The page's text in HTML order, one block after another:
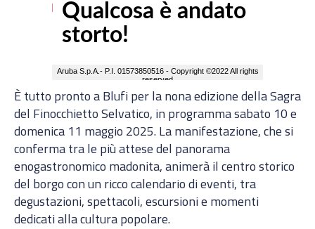
È tutto pronto a Blufi per la nona edizione della Sagra
del Finocchietto Selvatico, in programma sabato 10 e
domenica 11 maggio 2025. La manifestazione, che si
conferma tra le più attese del panorama
enogastronomico madonita, animerà il centro storico
del borgo con un ricco calendario di eventi, tra
degustazioni, spettacoli, escursioni e momenti
dedicati alla cultura popolare.